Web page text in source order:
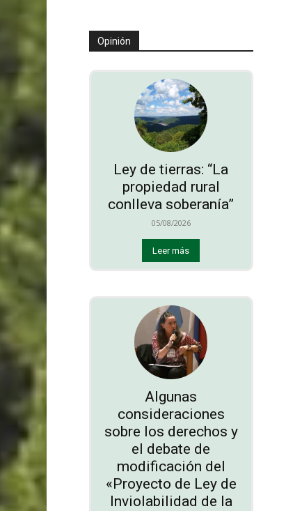
Opinión
Ley de tierras: “La
propiedad rural
conlleva soberanía”
05/08/2026
Leer más
Algunas
consideraciones
sobre los derechos y
el debate de
modificación del
«Proyecto de Ley de
Inviolabilidad de la